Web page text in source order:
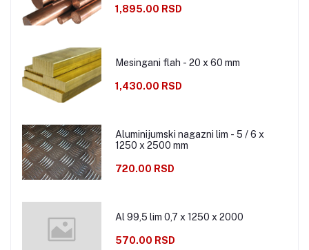
1,895.00 RSD
Mesingani flah - 20 x 60 mm
1,430.00 RSD
Aluminijumski nagazni lim - 5 / 6 x
1250 x 2500 mm
720.00 RSD
Al 99,5 lim 0,7 x 1250 x 2000
570.00 RSD